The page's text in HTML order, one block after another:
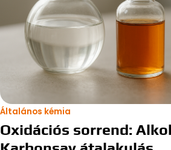
Általános kémia
Oxidációs sorrend: